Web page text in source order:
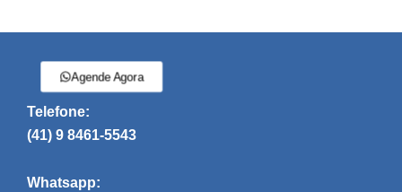
Agende Agora
Telefone:
(41) 9 8461-5543
Whatsapp: